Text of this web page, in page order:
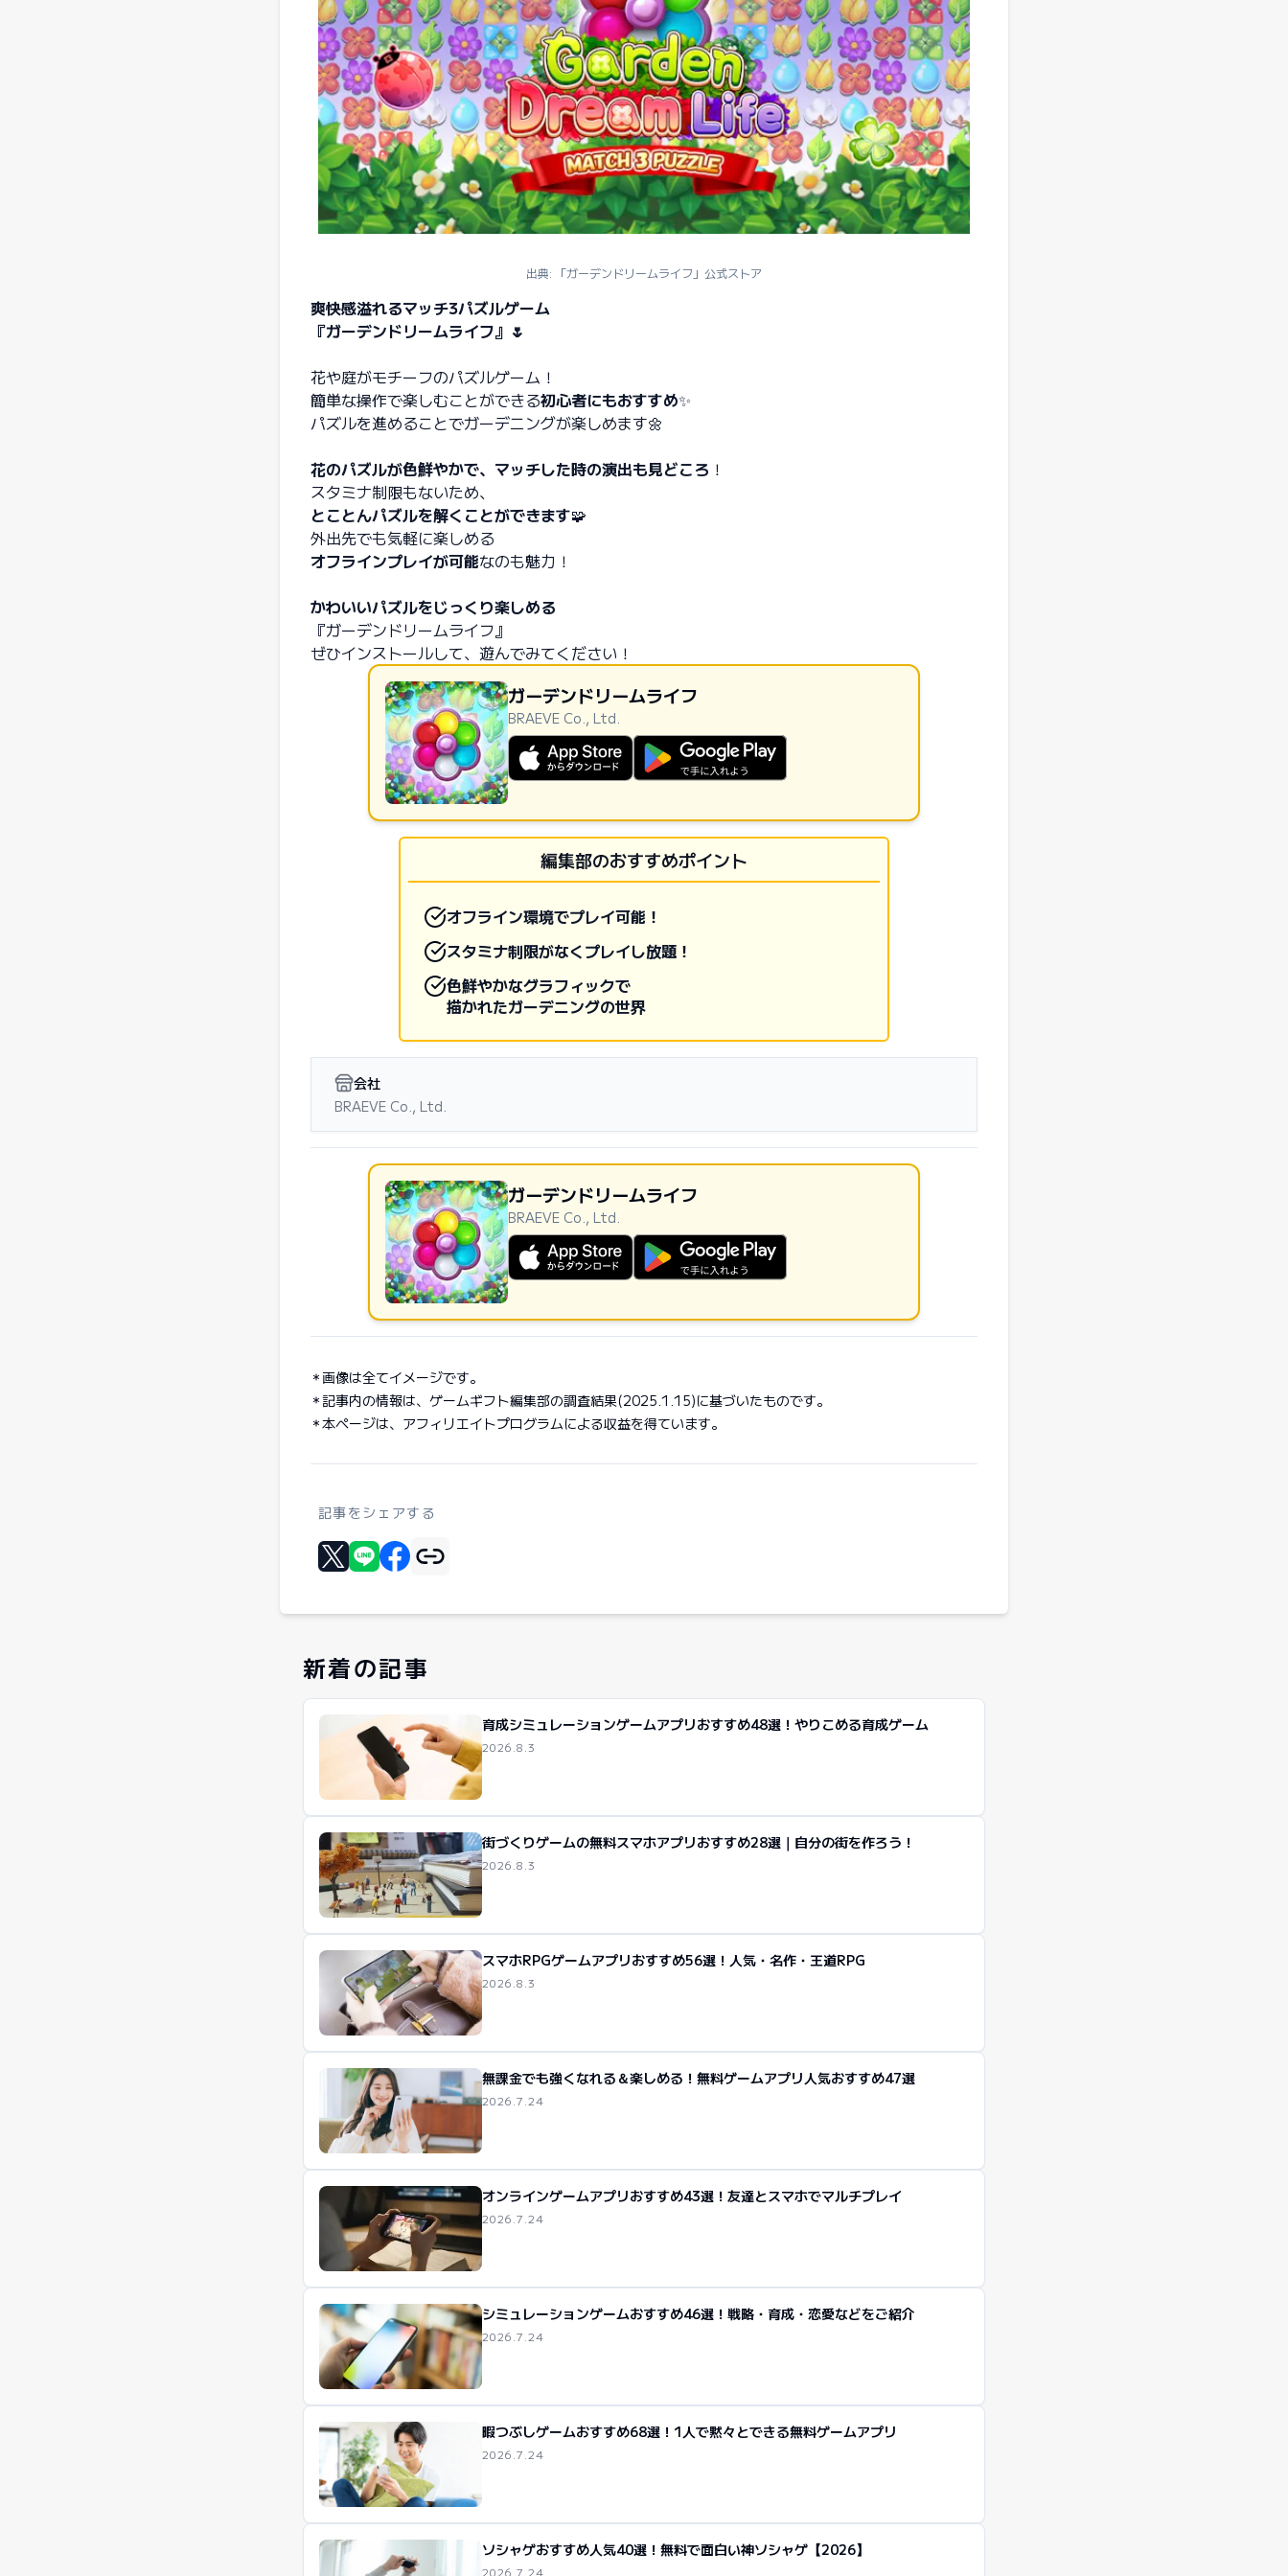
出典: 「ガーデンドリームライフ」公式ストア
爽快感溢れるマッチ3パズルゲーム
『ガーデンドリームライフ』🌷
花や庭がモチーフのパズルゲーム！
簡単な操作で楽しむことができる初心者にもおすすめ✨
パズルを進めることでガーデニングが楽しめます🌼
花のパズルが色鮮やかで、マッチした時の演出も見どころ ！
スタミナ制限もないため、
とことんパズルを解くことができます🧩
外出先でも気軽に楽しめる
オフラインプレイが可能なのも魅力！
かわいいパズルをじっくり楽しめる
『ガーデンドリームライフ』
ぜひインストールして、遊んでみてください！
ガーデンドリームライフ
BRAEVE Co., Ltd.
AppStoreからダウンロード
編集部のおすすめポイント
オフライン環境でプレイ可能！
スタミナ制限がなくプレイし放題！
色鮮やかなグラフィックで
描かれたガーデニングの世界
会社
BRAEVE Co., Ltd.
ガーデンドリームライフ
BRAEVE Co., Ltd.
AppStoreからダウンロード
画像は全てイメージです。
記事内の情報は、ゲームギフト編集部の調査結果(2025.1.15)に基づいたものです。
本ページは、アフィリエイトプログラムによる収益を得ています。
記事をシェアする
Xに投稿する
リンクをコピー
新着の記事
育成シミュレーションゲームアプリおすすめ48選！やりこめる育成ゲーム
2026.8.3
街づくりゲームの無料スマホアプリおすすめ28選｜自分の街を作ろう！
2026.8.3
スマホRPGゲームアプリおすすめ56選！人気・名作・王道RPG
2026.8.3
無課金でも強くなれる＆楽しめる！無料ゲームアプリ人気おすすめ47選
2026.7.24
オンラインゲームアプリおすすめ43選！友達とスマホでマルチプレイ
2026.7.24
シミュレーションゲームおすすめ46選！戦略・育成・恋愛などをご紹介
2026.7.24
暇つぶしゲームおすすめ68選！1人で黙々とできる無料ゲームアプリ
2026.7.24
ソシャゲおすすめ人気40選！無料で面白い神ソシャゲ【2026】
2026.7.24